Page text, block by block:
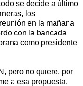
se decide a último
los
en la mañana
con la bancada
como presidente
pero no quiere, por
a esa propuesta.